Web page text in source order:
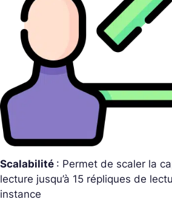
Scalabilité : Permet de scaler la
lecture jusqu’à 15 répliques de
instance